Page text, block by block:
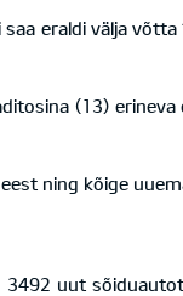
eraldi välja
(13)
ning kõige
uut